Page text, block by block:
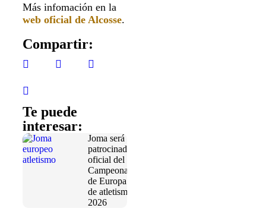
Más infomación en la
web oficial de Alcosse.
Compartir:
Te puede
interesar:
Joma será
patrocinador
oficial del
Campeonato
de Europa
de atletismo
2026